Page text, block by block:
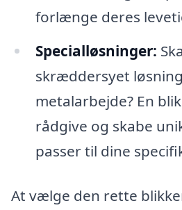
forlænge deres
Specialløsninger:
skræddersyet
metalarbejde? En
rådgive og skabe
passer til dine
At vælge den rette